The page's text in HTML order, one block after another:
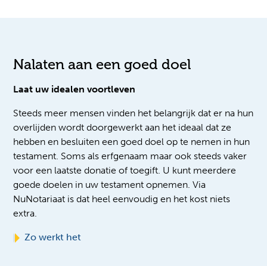
Nalaten aan een goed doel
Laat uw idealen voortleven
Steeds meer mensen vinden het belangrijk dat er na hun
overlijden wordt doorgewerkt aan het ideaal dat ze
hebben en besluiten een goed doel op te nemen in hun
testament. Soms als erfgenaam maar ook steeds vaker
voor een laatste donatie of toegift. U kunt meerdere
goede doelen in uw testament opnemen. Via
NuNotariaat is dat heel eenvoudig en het kost niets
extra.
Zo werkt het